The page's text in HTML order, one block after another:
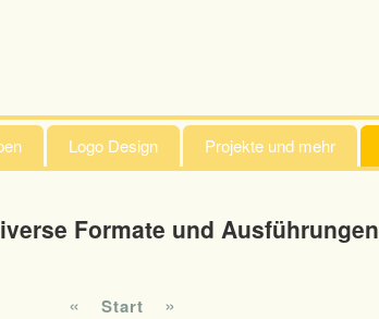
Logo Design Projekte und mehr
Formate und Ausführungen
« Start »